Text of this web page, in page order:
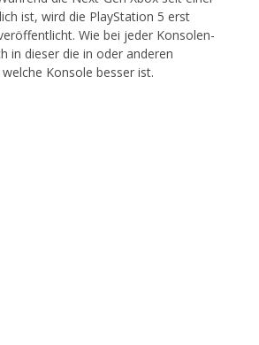
ist, wird die PlayStation 5 erst
Wie bei jeder Konsolen-
in dieser die in oder anderen
Konsole besser ist.